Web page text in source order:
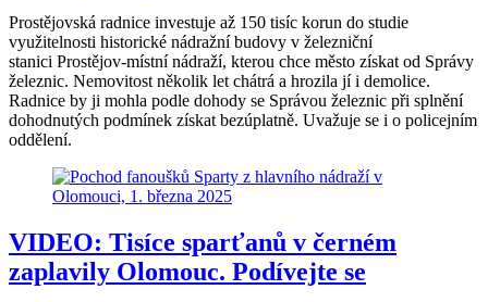
Prostějovská radnice investuje až 150 tisíc korun do studie
využitelnosti historické nádražní budovy v železniční
stanici Prostějov-místní nádraží, kterou chce město získat od Správy
železnic. Nemovitost několik let chátrá a hrozila jí i demolice.
Radnice by ji mohla podle dohody se Správou železnic při splnění
dohodnutých podmínek získat bezúplatně. Uvažuje se i o policejním
oddělení.
VIDEO: Tisíce sparťanů v černém
zaplavily Olomouc. Podívejte se